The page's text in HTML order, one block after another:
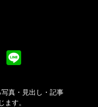
真・見出し・記事
ます。